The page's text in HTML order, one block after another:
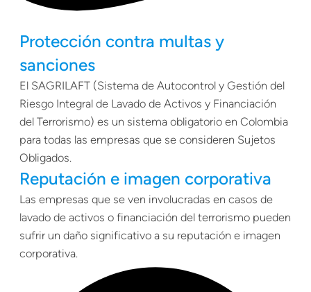
Protección contra multas y
sanciones
El SAGRILAFT (Sistema de Autocontrol y Gestión del
Riesgo Integral de Lavado de Activos y Financiación
del Terrorismo) es un sistema obligatorio en Colombia
para todas las empresas que se consideren Sujetos
Obligados.
Reputación e imagen corporativa
Las empresas que se ven involucradas en casos de
lavado de activos o financiación del terrorismo pueden
sufrir un daño significativo a su reputación e imagen
corporativa.